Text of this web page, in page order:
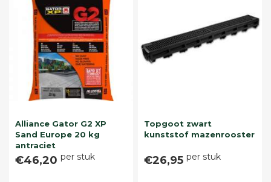
Alliance Gator G2 XP
Sand Europe 20 kg
antraciet
€46,20 per stuk
Topgoot zwart
kunststof mazenrooster
€26,95 per stuk